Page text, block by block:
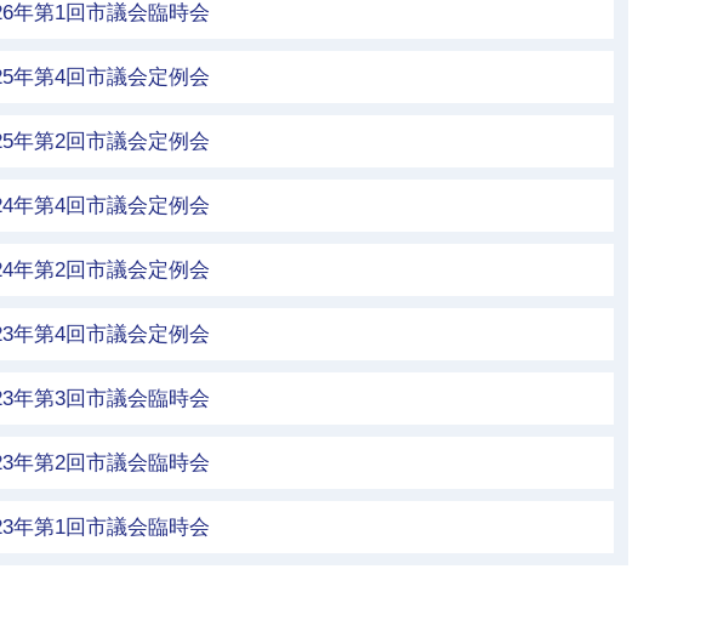
年第1回市議会臨時会
年第4回市議会定例会
年第2回市議会定例会
年第4回市議会定例会
年第2回市議会定例会
年第4回市議会定例会
年第3回市議会臨時会
年第2回市議会臨時会
年第1回市議会臨時会